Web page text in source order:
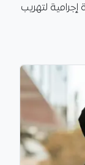
إجرامية لتهريب